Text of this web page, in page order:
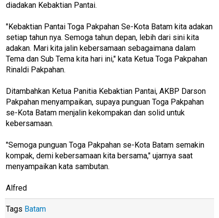
diadakan Kebaktian Pantai.
"Kebaktian Pantai Toga Pakpahan Se-Kota Batam kita adakan
setiap tahun nya. Semoga tahun depan, lebih dari sini kita
adakan. Mari kita jalin kebersamaan sebagaimana dalam
Tema dan Sub Tema kita hari ini," kata Ketua Toga Pakpahan
Rinaldi Pakpahan.
Ditambahkan Ketua Panitia Kebaktian Pantai, AKBP Darson
Pakpahan menyampaikan, supaya punguan Toga Pakpahan
se-Kota Batam menjalin kekompakan dan solid untuk
kebersamaan.
"Semoga punguan Toga Pakpahan se-Kota Batam semakin
kompak, demi kebersamaan kita bersama," ujarnya saat
menyampaikan kata sambutan.
Alfred
Tags Batam